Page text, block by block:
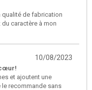
de fabrication
caractère à mon
10/08/2023
et ajoutent une
recommande sans